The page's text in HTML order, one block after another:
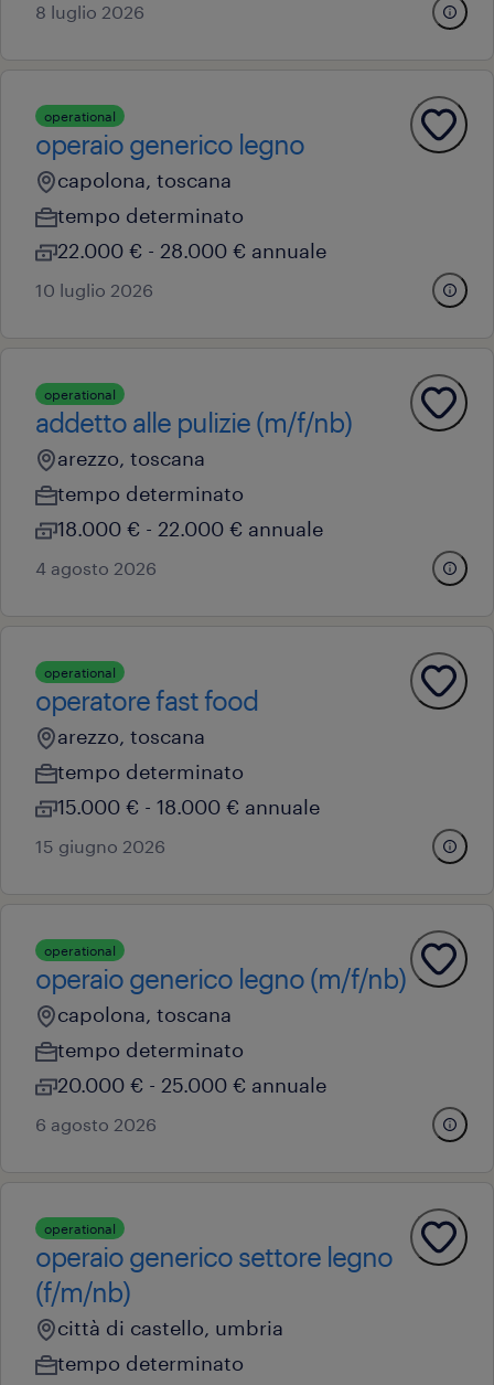
8 luglio 2026
operational
operaio generico legno
capolona, toscana
tempo determinato
22.000 € - 28.000 € annuale
10 luglio 2026
operational
addetto alle pulizie (m/f/nb)
arezzo, toscana
tempo determinato
18.000 € - 22.000 € annuale
4 agosto 2026
operational
operatore fast food
arezzo, toscana
tempo determinato
15.000 € - 18.000 € annuale
15 giugno 2026
operational
operaio generico legno (m/f/nb)
capolona, toscana
tempo determinato
20.000 € - 25.000 € annuale
6 agosto 2026
operational
operaio generico settore legno
(f/m/nb)
città di castello, umbria
tempo determinato